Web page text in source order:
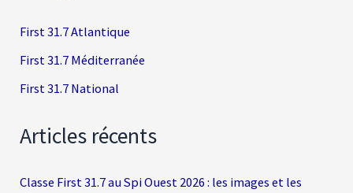
First 31.7 Atlantique
First 31.7 Méditerranée
First 31.7 National
Articles récents
Classe First 31.7 au Spi Ouest 2026 : les images et les